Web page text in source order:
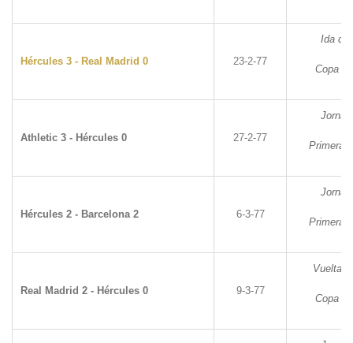
Hércules 3 - Real Madrid 0 23-2-77
Ida de
Copa
Athletic 3 - Hércules 0 27-2-77
Primera
Hércules 2 - Barcelona 2 6-3-77
Primera
Real Madrid 2 - Hércules 0 9-3-77
Vuelta
Copa